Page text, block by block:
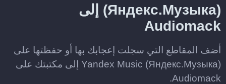
(Яндекс.Музыка) إلى
Audiomack
أضف المقاطع التي سجلت إعجابك بها أو حفظتها على
Yandex Music (Яндекс.Музыка) إلى مكتبتك على
Audiomack.